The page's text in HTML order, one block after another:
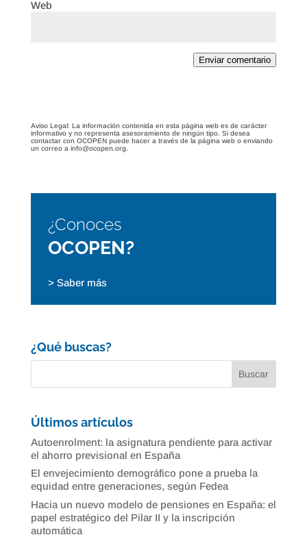
Web
Enviar comentario
Aviso Legal: La información contenida en esta página web es de carácter
informativo y no representa asesoramiento de ningún tipo. Si desea
contactar con OCOPEN puede hacer a través de la página web o enviando
un correo a info@ocopen.org.
¿Conoces
OCOPEN?
> Saber más
¿Qué buscas?
Últimos artículos
Autoenrolment: la asignatura pendiente para activar
el ahorro previsional en España
El envejecimiento demográfico pone a prueba la
equidad entre generaciones, según Fedea
Hacia un nuevo modelo de pensiones en España: el
papel estratégico del Pilar II y la inscripción
automática